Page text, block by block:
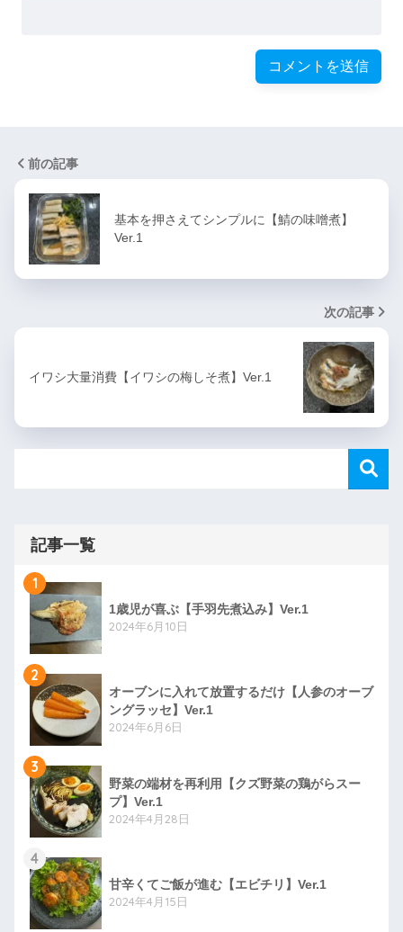
前の記事
基本を押さえてシンプルに【鯖の味噌煮】
Ver.1
次の記事
イワシ大量消費【イワシの梅しそ煮】Ver.1
記事一覧
1
1歳児が喜ぶ【手羽先煮込み】Ver.1
2024年6月10日
2
オーブンに入れて放置するだけ【人参のオーブ
ングラッセ】Ver.1
2024年6月6日
3
野菜の端材を再利用【クズ野菜の鶏がらスー
プ】Ver.1
2024年4月28日
4
甘辛くてご飯が進む【エビチリ】Ver.1
2024年4月15日